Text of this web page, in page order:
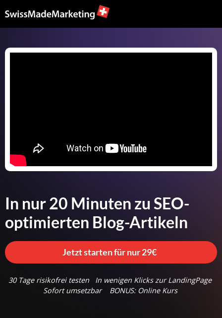
In nur 20 Minuten zu SEO-
optimierten Blog-Artikeln
Jetzt starten für nur 29€
30 Tage risikofrei testen In wenigen Klicks zur LandingPage
Sofort umsetzbar
BONUS: Online Kurs